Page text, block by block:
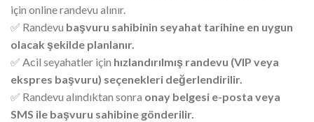
için online randevu alınır.
✅ Randevu başvuru sahibinin seyahat tarihine en uygun
olacak şekilde planlanır.
✅ Acil seyahatler için hızlandırılmış randevu (VIP veya
ekspres başvuru) seçenekleri değerlendirilir.
✅ Randevu alındıktan sonra onay belgesi e-posta veya
SMS ile başvuru sahibine gönderilir.